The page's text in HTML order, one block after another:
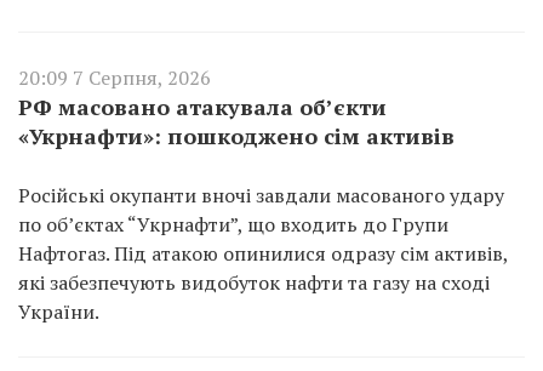
20:09 7 Серпня, 2026
РФ масовано атакувала об’єкти
«Укрнафти»: пошкоджено сім активів
Російські окупанти вночі завдали масованого удару
по об’єктах “Укрнафти”, що входить до Групи
Нафтогаз. Під атакою опинилися одразу сім активів,
які забезпечують видобуток нафти та газу на сході
України.